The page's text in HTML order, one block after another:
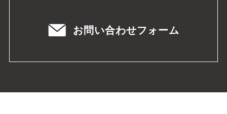
お問い合わせフォーム